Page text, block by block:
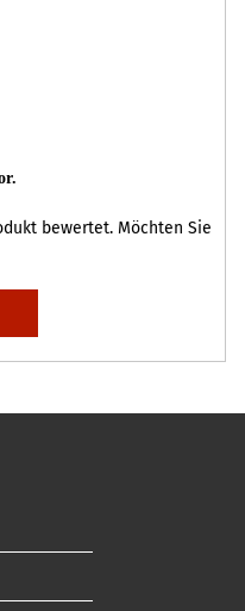
bewertet. Möchten Sie